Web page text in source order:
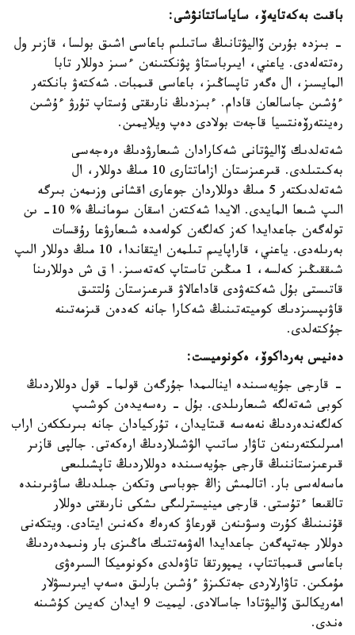
باقىت بەكەتايەۆ، ساياساتتانۋشى:
- بىزدە بۇرىن ۆاليۋتانىڭ ساتىلىم باعاسى اشىق بولسا، قازىر ول
رەتتەلەدى. ياعني، ايىرباستاۋ پۋنكتىنەن ءسىز دوللار تابا
المايسىز، ال ەگەر تاپساڭىز، باعاسى قىمبات. شەكتەۋ بانكتەر
ءۇشىن جاسالعان قادام. ءبىزدىڭ نارىقتى ۇستاپ تۇرۋ ءۇشىن
رەينتەرۆەنتسيا قاجەت بولادى دەپ ويلايمىن.
شەتەلدىك ۆاليۋتانى شەكارادان شىعارۋدىڭ ەرەجەسى
بەكىتىلدى. قىرعىزستان ازاماتتارى 10 مىڭ دوللار، ال
شەتەلدىكتەر 5 مىڭ دوللاردان جوعارى اقشانى وزىمەن بىرگە
الىپ شىعا المايدى. الايدا شەكتەن اسقان سومانىڭ % 10- ىن
تولەگەن جاعدايدا كەز كەلگەن كولەمدە شىعارۋعا رۇقسات
بەرىلەدى. ياعني، قاراپايىم تىلمەن ايتقاندا، 10 مىڭ دوللار الىپ
شىققىڭىز كەلسە، 1 مىڭىن تاستاپ كەتەسىز. ا ق ش دوللارىنا
قاتىستى بۇل شەكتەۋدى قاداعالاۋ قىرعىزستان ۇلتتىق
قاۋىپسىزدىك كوميتەتىنىڭ شەكارا جانە كەدەن قىزمەتىنە
جۇكتەلدى.
دەنيس بەرداكوۆ، ەكونوميست:
- قارجى جۇيەسىندە اينالىمدا جۇرگەن قولما- قول دوللاردىڭ
كوبى شەتەلگە شىعارىلدى. بۇل - رەسەيدەن كوشىپ
كەلگەندەردىڭ نەمەسە قىتايدان، تۇركيادان جانە بىرىككەن اراب
امىرلىكتەرىنەن تاۋار ساتىپ الۋشىلاردىڭ ارەكەتى. جالپى قازىر
قىرعىزستاننىڭ قارجى جۇيەسىندە دوللاردىڭ تاپشىلىعى
ماسەلەسى بار. اتالمىش زاڭ جوباسى وتكەن جىلدىڭ ساۋىرىندە
تالقىعا ءتۇستى. قارجى مينيسترلىگى ىشكى نارىقتى دوللار
قۇنىنىڭ كۇرت وسۋىنەن قورعاۋ كەرەك ەكەنىن ايتادى. ويتكەنى
دوللار جەتپەگەن جاعدايدا الەۋمەتتىك ماڭىزى بار ونىمدەردىڭ
باعاسى قىمباتتاپ، يمپورتقا تاۋەلدى ەكونوميكا السىرەۋى
مۇمكىن. تاۋارلاردى جەتكىزۋ ءۇشىن بارلىق ەسەپ ايىرىسۋلار
امەريكالىق ۆاليۋتادا جاسالادى. ليميت 9 ايدان كەيىن كۇشىنە
ەندى.